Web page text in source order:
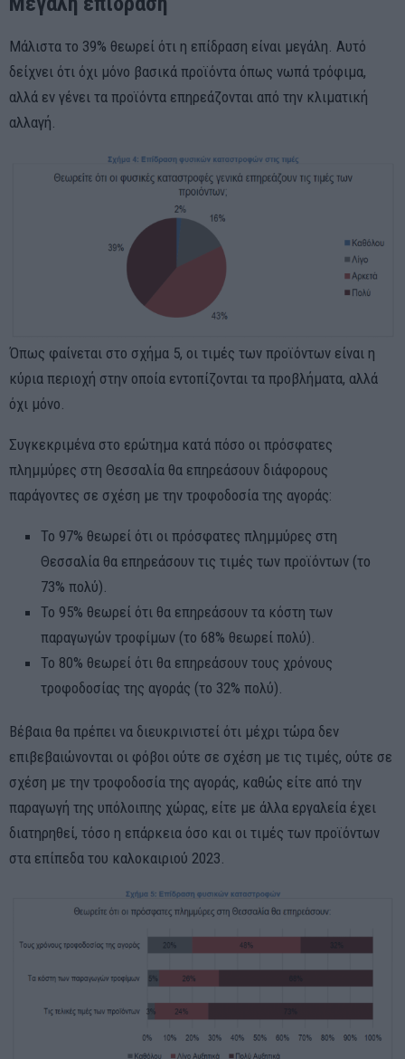
Μάλιστα το 39% θεωρεί ότι η επίδραση είναι μεγάλη. Αυτό
δείχνει ότι όχι μόνο βασικά προϊόντα όπως νωπά τρόφιμα,
αλλά εν γένει τα προϊόντα επηρεάζονται από την κλιματική
αλλαγή.
Όπως φαίνεται στο σχήμα 5, οι τιμές των προϊόντων είναι η
κύρια περιοχή στην οποία εντοπίζονται τα προβλήματα, αλλά
όχι μόνο.
Συγκεκριμένα στο ερώτημα κατά πόσο οι πρόσφατες
πλημμύρες στη Θεσσαλία θα επηρεάσουν διάφορους
παράγοντες σε σχέση με την τροφοδοσία της αγοράς:
Το 97% θεωρεί ότι οι πρόσφατες πλημμύρες στη
Θεσσαλία θα επηρεάσουν τις τιμές των προϊόντων (το
73% πολύ).
Το 95% θεωρεί ότι θα επηρεάσουν τα κόστη των
παραγωγών τροφίμων (το 68% θεωρεί πολύ).
Το 80% θεωρεί ότι θα επηρεάσουν τους χρόνους
τροφοδοσίας της αγοράς (το 32% πολύ).
Βέβαια θα πρέπει να διευκρινιστεί ότι μέχρι τώρα δεν
επιβεβαιώνονται οι φόβοι ούτε σε σχέση με τις τιμές, ούτε σε
σχέση με την τροφοδοσία της αγοράς, καθώς είτε από την
παραγωγή της υπόλοιπης χώρας, είτε με άλλα εργαλεία έχει
διατηρηθεί, τόσο η επάρκεια όσο και οι τιμές των προϊόντων
στα επίπεδα του καλοκαιριού 2023.